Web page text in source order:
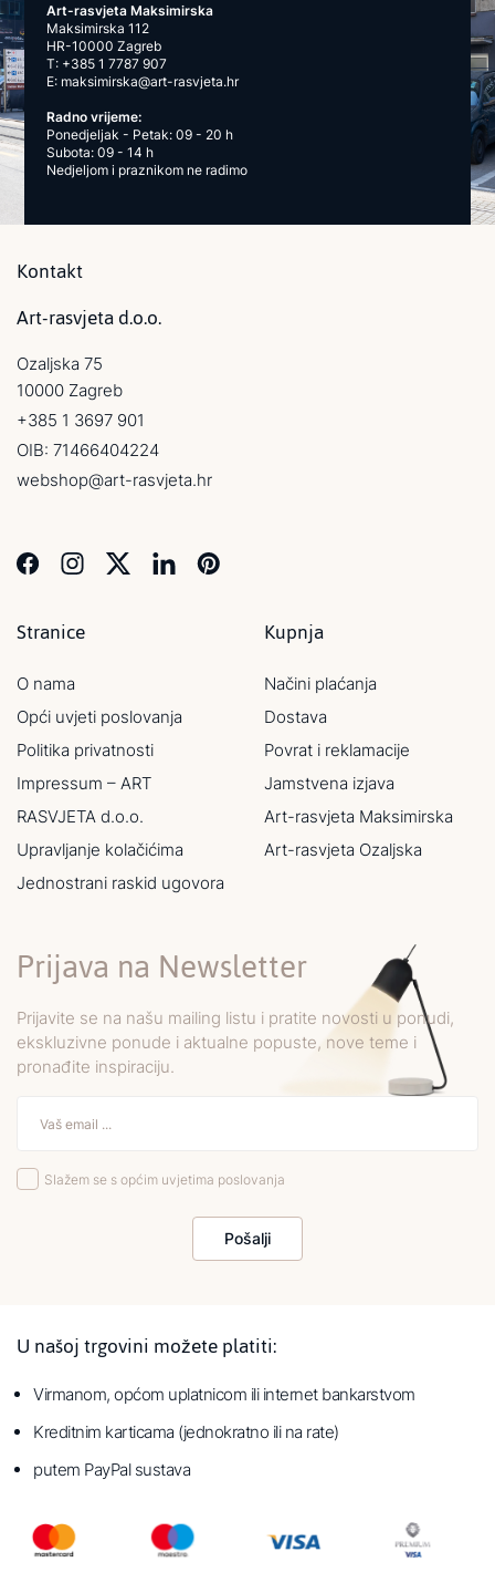
Art-rasvjeta Maksimirska
Maksimirska 112
HR-10000 Zagreb
T: +385 1 7787 907
E: maksimirska@art-rasvjeta.hr
Radno vrijeme:
Ponedjeljak - Petak: 09 - 20 h
Subota: 09 - 14 h
Nedjeljom i praznikom ne radimo
Kontakt
Art-rasvjeta d.o.o.
Ozaljska 75
10000 Zagreb
+385 1 3697 901
OIB: 71466404224
webshop@art-rasvjeta.hr
Stranice
O nama
Opći uvjeti poslovanja
Politika privatnosti
Impressum – ART
RASVJETA d.o.o.
Upravljanje kolačićima
Jednostrani raskid ugovora
Kupnja
Načini plaćanja
Dostava
Povrat i reklamacije
Jamstvena izjava
Art-rasvjeta Maksimirska
Art-rasvjeta Ozaljska
Prijava na Newsletter
Prijavite se na našu mailing listu i pratite novosti u ponudi,
ekskluzivne ponude i aktualne popuste, nove teme i
pronađite inspiraciju.
Slažem se s općim uvjetima poslovanja
Pošalji
U našoj trgovini možete platiti:
Virmanom, općom uplatnicom ili internet bankarstvom
Kreditnim karticama (jednokratno ili na rate)
putem PayPal sustava